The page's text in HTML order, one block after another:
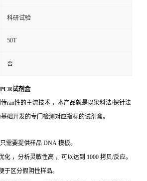
科研试验
50T
否
试剂盒
ran性的主流技术 ，本产品就是以染料法/探针法
础开发的专门检测对应指标的试剂盒。
需要提供样品 DNA 模板。
，分析灵敏性高 ，可以达到 1000 拷贝/反应。
区分假阴性样品。